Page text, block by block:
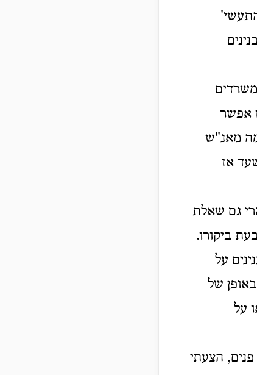
אפשר
מאנ"ש
אז
גם שאלת
ביקורו.
על
של
על
הצעתי